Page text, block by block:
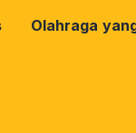
Olahraga